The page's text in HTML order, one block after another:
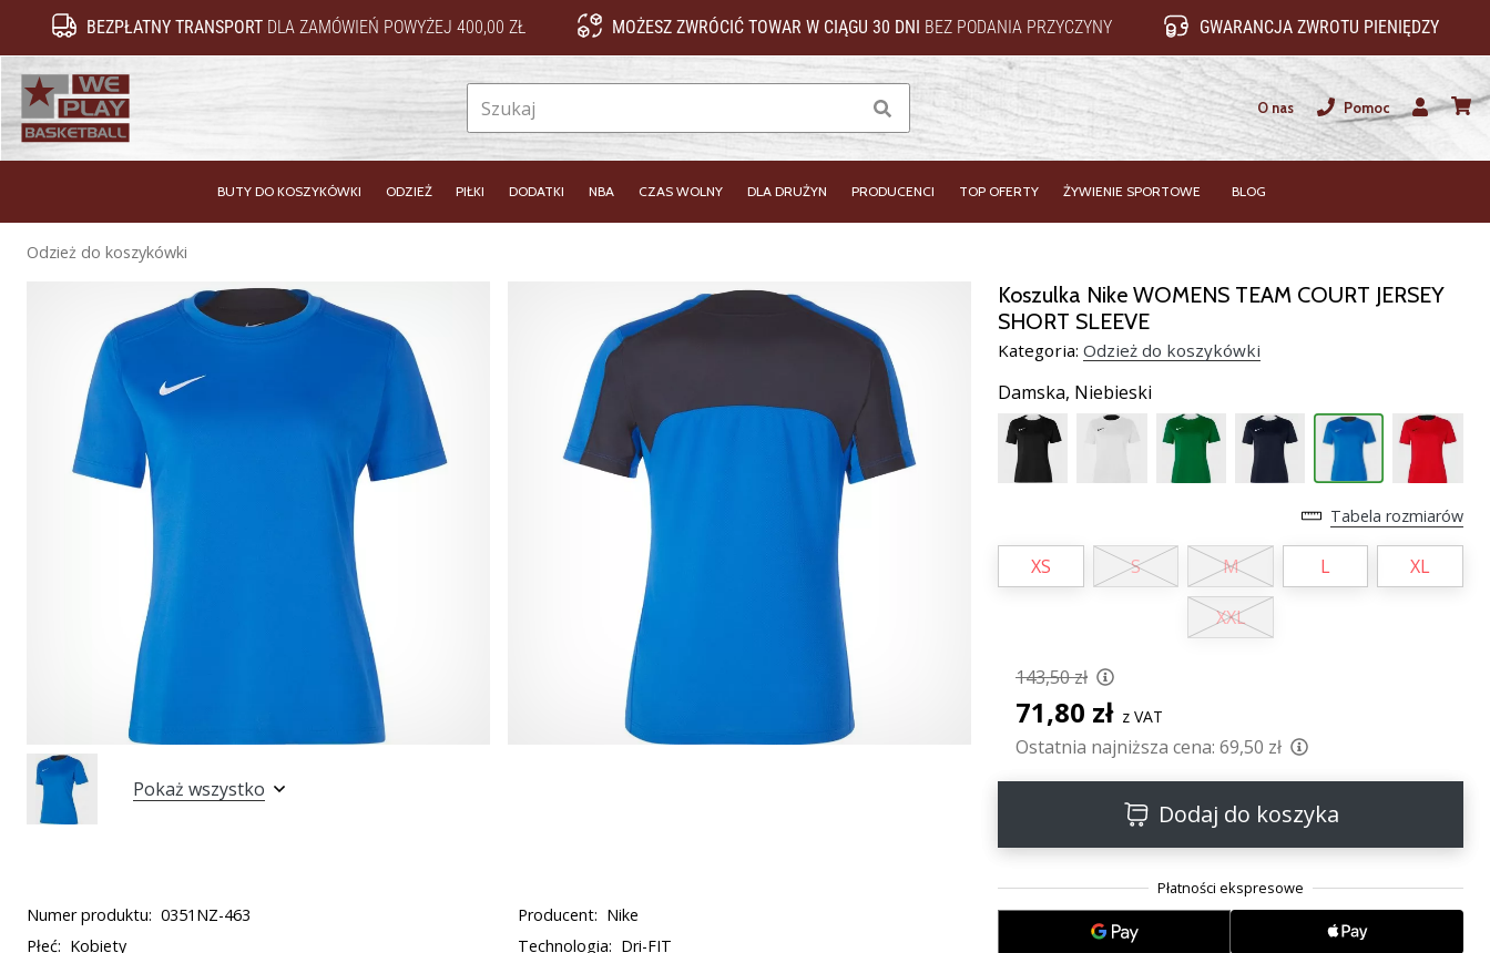
BEZPŁATNY TRANSPORT DLA ZAMÓWIEŃ POWYŻEJ 400,00 ZŁ MOŻESZ ZWRÓCIĆ TOWAR W CIĄGU 30 DNI BEZ PODANIA PRZYCZYNY GWARANCJA ZWROTU PIENIĘDZY
Szukaj O nas
Pomoc
Użytkownik
BUTY DO KOSZYKÓWKI ODZIEŻ PIŁKI DODATKI NBA CZAS WOLNY DLA DRUŻYN PRODUCENCI TOP OFERTY ŻYWIENIE SPORTOWE BLOG
Odzież do koszykówki
Koszulka Nike WOMENS TEAM COURT JERSEY
SHORT SLEEVE
Kategoria: Odzież do koszykówki
Damska, Niebieski
Tabela rozmiarów
XS S M L XL
XXL
143,50 zł
71,80 zł z VAT
Ostatnia najniższa cena: 69,50 zł
Dodaj do koszyka
Pokaż wszystko
Numer produktu: 0351NZ-463 Producent: Nike
Płeć: Kobiety Technologia: Dri-FIT